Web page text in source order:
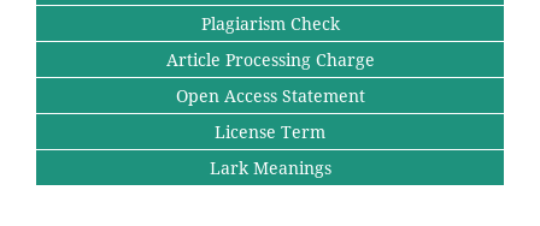
Plagiarism Check
Article Processing Charge
Open Access Statement
License Term
Lark Meanings